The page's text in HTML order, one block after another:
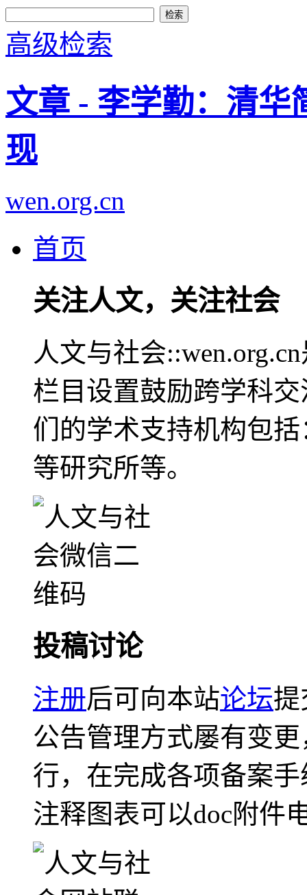
高级检索
文章 - 李学勤：清华
现
wen.org.cn
首页
关注人文，关注社会
人文与社会
栏目设置鼓励跨学科
们的学术支持机构包
等研究所等。
投稿讨论
注册后可向本站论坛提
公告管理方式屡有变
行，在完成各项备案
注释图表可以doc附件